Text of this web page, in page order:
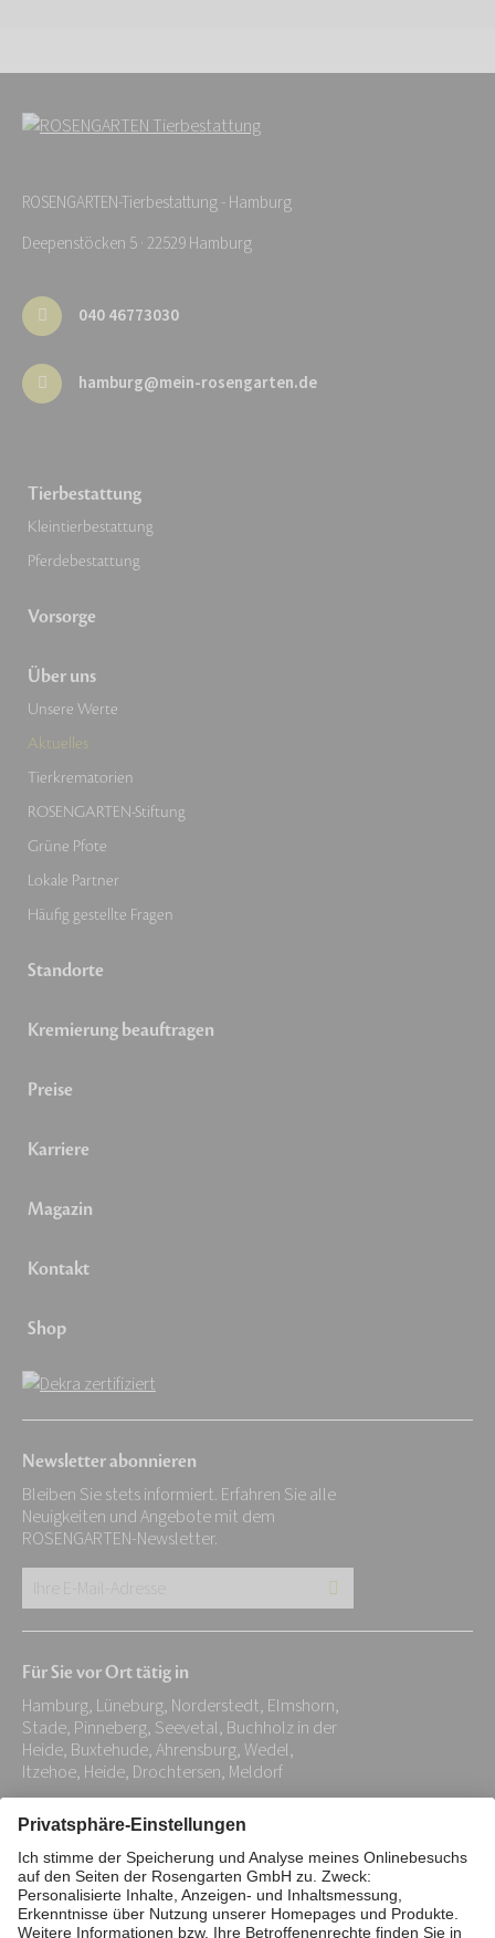
ROSENGARTEN-Tierbestattung - Hamburg
Deepenstöcken 5 · 22529 Hamburg
040 46773030
hamburg@mein-rosengarten.de
Tierbestattung
Kleintierbestattung
Pferdebestattung
Vorsorge
Über uns
Unsere Werte
Aktuelles
Tierkrematorien
ROSENGARTEN-Stiftung
Grüne Pfote
Lokale Partner
Häufig gestellte Fragen
Standorte
Kremierung beauftragen
Preise
Karriere
Magazin
Kontakt
Shop
Newsletter abonnieren
Bleiben Sie stets informiert. Erfahren Sie alle
Neuigkeiten und Angebote mit dem
ROSENGARTEN-Newsletter.
E-
Adresse:
*
Für Sie vor Ort tätig in
Hamburg, Lüneburg, Norderstedt, Elmshorn,
Stade, Pinneberg, Seevetal, Buchholz in der
Heide, Buxtehude, Ahrensburg, Wedel,
Itzehoe, Heide, Drochtersen, Meldorf
Impressum Datenschutz
Stiftung
Interne Meldestelle
Zahlungsmittel
Barrierefreiheitserklärung
Vertrag widerrufen